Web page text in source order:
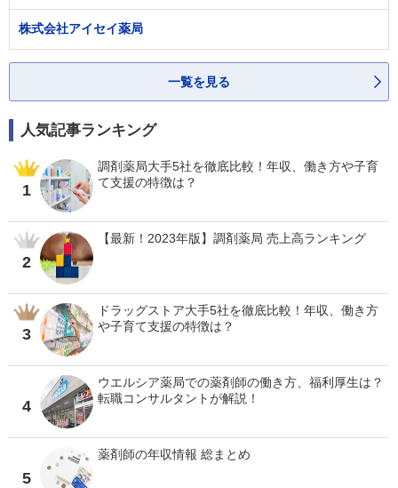
株式会社アイセイ薬局
一覧を見る
人気記事ランキング
1
調剤薬局大手5社を徹底比較！年収、働き方や子育
て支援の特徴は？
2
【最新！2023年版】調剤薬局 売上高ランキング
3
ドラッグストア大手5社を徹底比較！年収、働き方
や子育て支援の特徴は？
4
ウエルシア薬局での薬剤師の働き方、福利厚生は？
転職コンサルタントが解説！
5
薬剤師の年収情報 総まとめ